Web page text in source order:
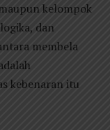
kelompok
dan
membela
kebenaran itu